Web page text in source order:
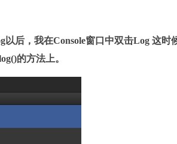
后，我在Console窗口中双击Log 这时
的方法上。